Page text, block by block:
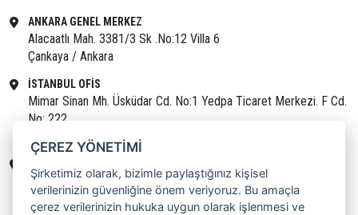
ANKARA GENEL MERKEZ
Alacaatlı Mah. 3381/3 Sk .No:12 Villa 6
Çankaya / Ankara
İSTANBUL OFİS
Mimar Sinan Mh. Üsküdar Cd. No:1 Yedpa Ticaret Merkezi. F Cd.
No: 222
Ataşehir / İstanbul
37PP+G33
Necef / Irak
ÇEREZ YÖNETİMİ
Şirketimiz olarak, bizimle paylaştığınız kişisel
verilerinizin güvenliğine önem veriyoruz. Bu amaçla
çerez verilerinizin hukuka uygun olarak işlenmesi ve